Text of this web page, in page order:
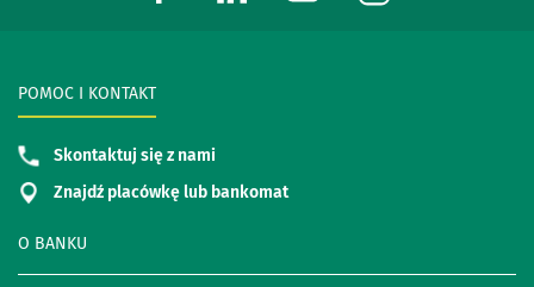
O BANKU
POMOC I KONTAKT
Skontaktuj się z nami
Znajdź placówkę lub bankomat